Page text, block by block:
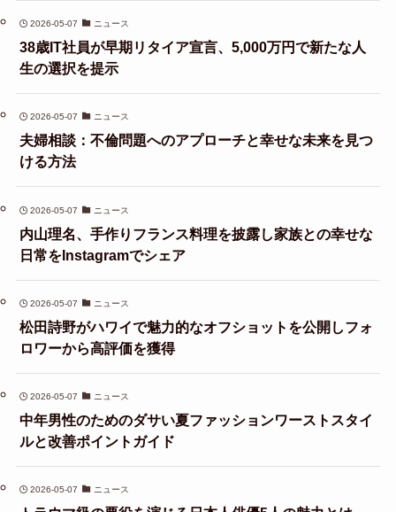
2026-05-07 ニュース
38歳IT社員が早期リタイア宣言、5,000万円で新たな人
生の選択を提示
2026-05-07 ニュース
夫婦相談：不倫問題へのアプローチと幸せな未来を見つ
ける方法
2026-05-07 ニュース
内山理名、手作りフランス料理を披露し家族との幸せな
日常をInstagramでシェア
2026-05-07 ニュース
松田詩野がハワイで魅力的なオフショットを公開しフォ
ロワーから高評価を獲得
2026-05-07 ニュース
中年男性のためのダサい夏ファッションワーストスタイ
ルと改善ポイントガイド
2026-05-07 ニュース